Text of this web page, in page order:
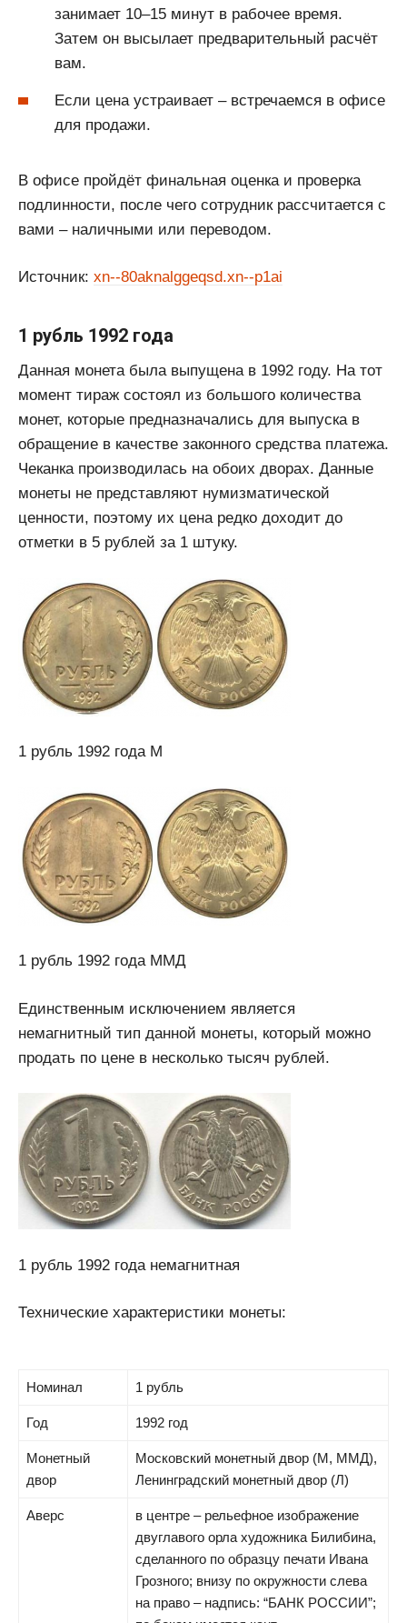
занимает 10–15 минут в рабочее время.
Затем он высылает предварительный расчёт
вам.
Если цена устраивает – встречаемся в офисе
для продажи.
В офисе пройдёт финальная оценка и проверка
подлинности, после чего сотрудник рассчитается с
вами – наличными или переводом.
Источник: xn--80aknalggeqsd.xn--p1ai
1 рубль 1992 года
Данная монета была выпущена в 1992 году. На тот
момент тираж состоял из большого количества
монет, которые предназначались для выпуска в
обращение в качестве законного средства платежа.
Чеканка производилась на обоих дворах. Данные
монеты не представляют нумизматической
ценности, поэтому их цена редко доходит до
отметки в 5 рублей за 1 штуку.
1 рубль 1992 года М
1 рубль 1992 года ММД
Единственным исключением является
немагнитный тип данной монеты, который можно
продать по цене в несколько тысяч рублей.
1 рубль 1992 года немагнитная
Технические характеристики монеты:
Номинал 1 рубль
Год 1992 год
Монетный
двор
Московский монетный двор (М, ММД),
Ленинградский монетный двор (Л)
Аверс
в центре – рельефное изображение
двуглавого орла художника Билибина,
сделанного по образцу печати Ивана
Грозного; внизу по окружности слева
на право – надпись: “БАНК РОССИИ”;